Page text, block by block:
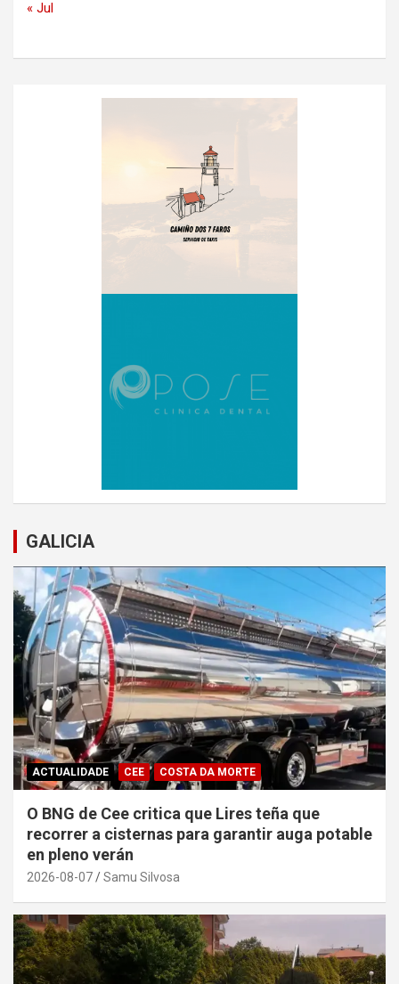
« Jul
GALICIA
ACTUALIDADE CEE COSTA DA MORTE
O BNG de Cee critica que Lires teña que
recorrer a cisternas para garantir auga potable
en pleno verán
2026-08-07 Samu Silvosa